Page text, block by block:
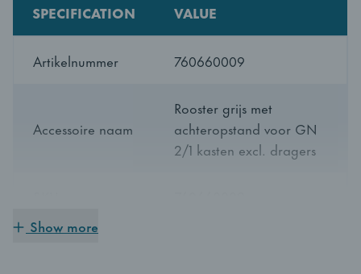
SPECIFICATION VALUE
Artikelnummer 760660009
Accessoire naam
Rooster grijs met
achteropstand voor GN
2/1 kasten excl. dragers
Show more